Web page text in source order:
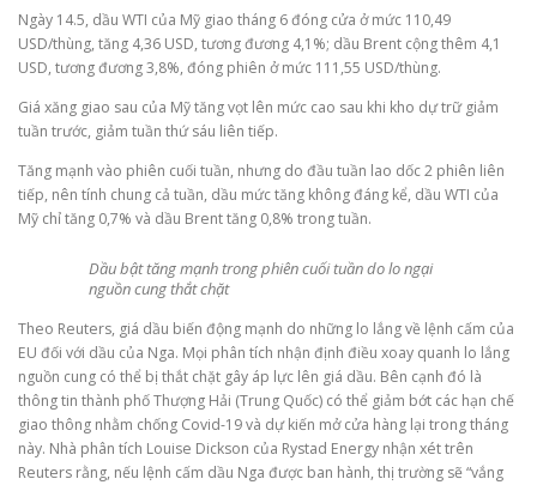
Ngày 14.5, dầu WTI của Mỹ giao tháng 6 đóng cửa ở mức 110,49
USD/thùng, tăng 4,36 USD, tương đương 4,1%; dầu Brent cộng thêm 4,1
USD, tương đương 3,8%, đóng phiên ở mức 111,55 USD/thùng.
Giá xăng giao sau của Mỹ tăng vọt lên mức cao sau khi kho dự trữ giảm
tuần trước, giảm tuần thứ sáu liên tiếp.
Tăng mạnh vào phiên cuối tuần, nhưng do đầu tuần lao dốc 2 phiên liên
tiếp, nên tính chung cả tuần, dầu mức tăng không đáng kể, dầu WTI của
Mỹ chỉ tăng 0,7% và dầu Brent tăng 0,8% trong tuần.
Dầu bật tăng mạnh trong phiên cuối tuần do lo ngại
nguồn cung thắt chặt
Theo Reuters, giá dầu biến động mạnh do những lo lắng về lệnh cấm của
EU đối với dầu của Nga. Mọi phân tích nhận định điều xoay quanh lo lắng
nguồn cung có thể bị thắt chặt gây áp lực lên giá dầu. Bên cạnh đó là
thông tin thành phố Thượng Hải (Trung Quốc) có thể giảm bớt các hạn chế
giao thông nhằm chống Covid-19 và dự kiến mở cửa hàng lại trong tháng
này. Nhà phân tích Louise Dickson của Rystad Energy nhận xét trên
Reuters rằng, nếu lệnh cấm dầu Nga được ban hành, thị trường sẽ “vắng